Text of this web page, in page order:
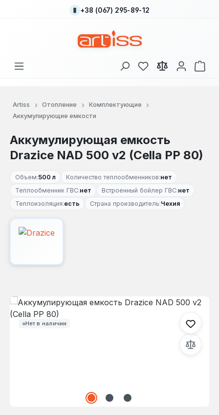
Перейти к основному содержанию
+38 (067) 295-89-12
У вас есть товары
В
Artiss Отопление
Комплектующие
Аккумулирующие емкости
Аккумулирующая емкость
Drazice NAD 500 v2 (Cella PP 80)
Объем:500 л Количество теплообменников:нет
Теплообменник ГВС:нет Встроенный бойлер ГВС:нет
Теплоизоляция:есть Страна производитель:Чехия
Нет в наличии
Пропустить галерею изображений